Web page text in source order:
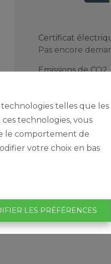
telles que les
technologies, vous
le comportement de
votre choix en bas
LES PRÉFÉRENCES
Certificat
Pas encore
Emissions de CO2